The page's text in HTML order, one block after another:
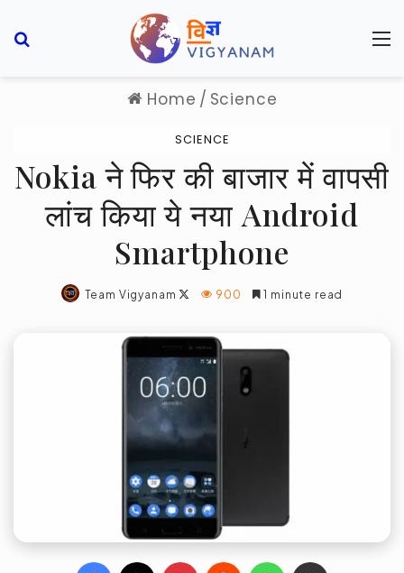
Home / Science
SCIENCE
Nokia ने फिर की बाजार में वापसी
लांच किया ये नया Android
Smartphone
Team Vigyanam
Follow
X
900 1 minute read
Facebook Pinterest
Reddit WhatsApp